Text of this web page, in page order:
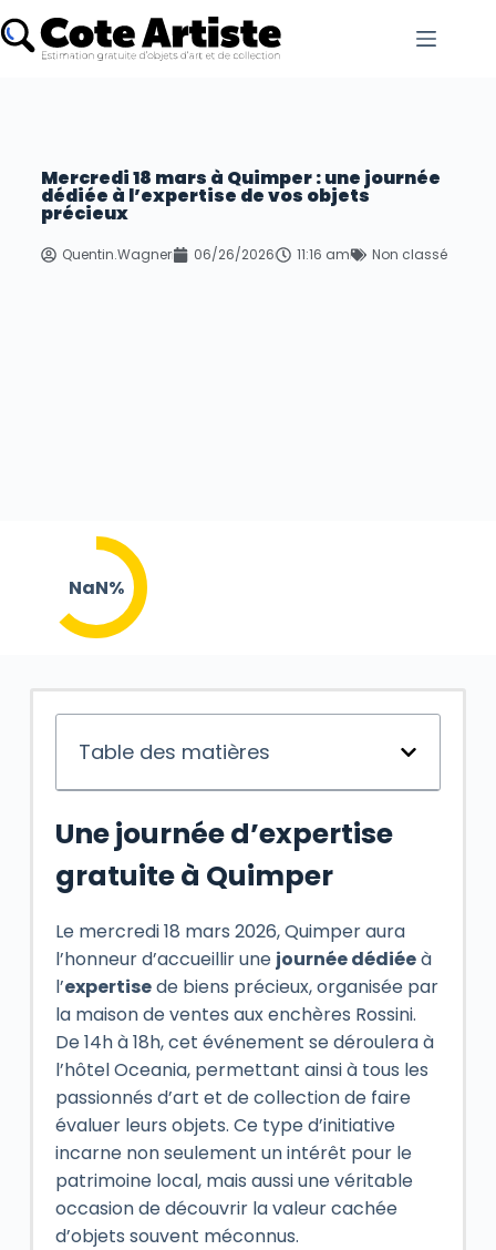
Mercredi 18 mars à Quimper : une journée
dédiée à l’expertise de vos objets
précieux
Quentin.Wagner 06/26/2026 11:16 am Non classé
NaN%
Table des matières
Une journée d’expertise
gratuite à Quimper
Le mercredi 18 mars 2026, Quimper aura
l’honneur d’accueillir une journée dédiéeà
l’expertisede biens précieux, organisée par
la maison de ventes aux enchères Rossini.
De 14h à 18h, cet événement se déroulera à
l’hôtel Oceania, permettant ainsi à tous les
passionnés d’art et de collection de faire
évaluer leurs objets. Ce type d’initiative
incarne non seulement un intérêt pour le
patrimoine local, mais aussi une véritable
occasion de découvrir la valeur cachée
d’objets souvent méconnus.